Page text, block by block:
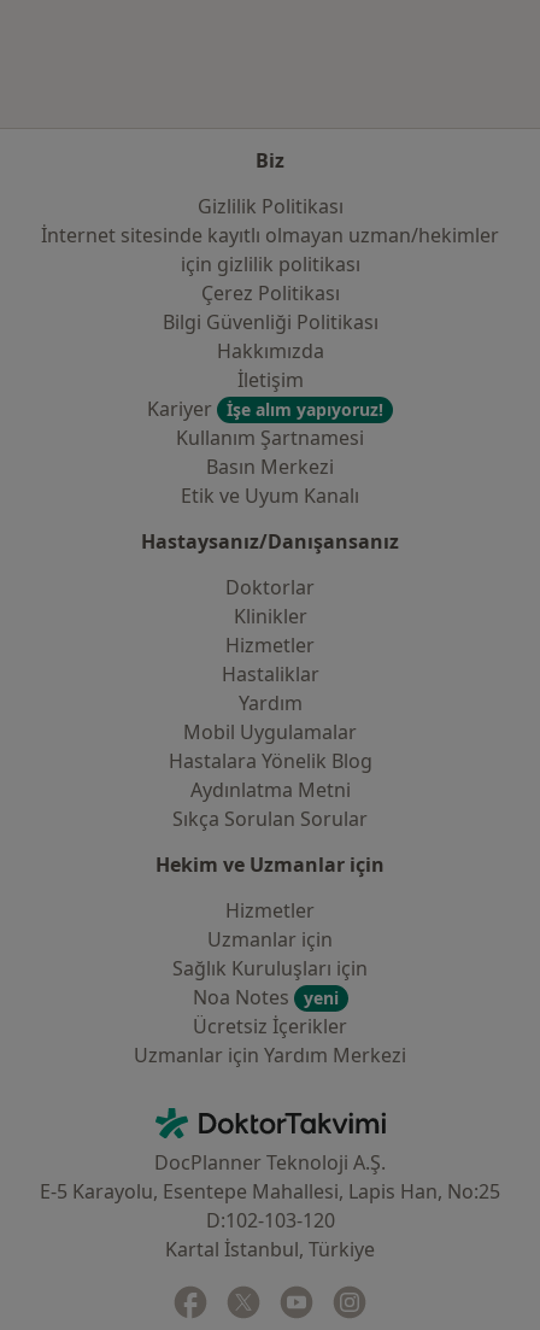
Biz
Gizlilik Politikası
İnternet sitesinde kayıtlı olmayan uzman/hekimler
i̇çin gizlilik politikası
Çerez Politikası
Bilgi Güvenliği Politikası
Hakkımızda
İletişim
Kariyer
İşe alım yapıyoruz!
Kullanım Şartnamesi
Basın Merkezi
Etik ve Uyum Kanalı
Hastaysanız/Danışansanız
Doktorlar
Klinikler
Hizmetler
Hastaliklar
Yardım
Mobil Uygulamalar
Hastalara Yönelik Blog
Aydınlatma Metni
Sıkça Sorulan Sorular
Hekim ve Uzmanlar için
Hizmetler
Uzmanlar için
Sağlık Kuruluşları için
Noa Notes
yeni
Ücretsiz İçerikler
Uzmanlar için Yardım Merkezi
DoktorTakvimi - Ana Sayfa
DocPlanner Teknoloji A.Ş.
E-5 Karayolu, Esentepe Mahallesi, Lapis Han, No:25
D:102-103-120
Kartal İstanbul, Türkiye
Facebook
yeni bir sekmede açılır
Twitter
yeni bir sekmede açılır
Youtube
yeni bir sekmede açılır